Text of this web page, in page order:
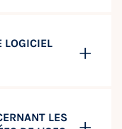
LOGICIEL
LES